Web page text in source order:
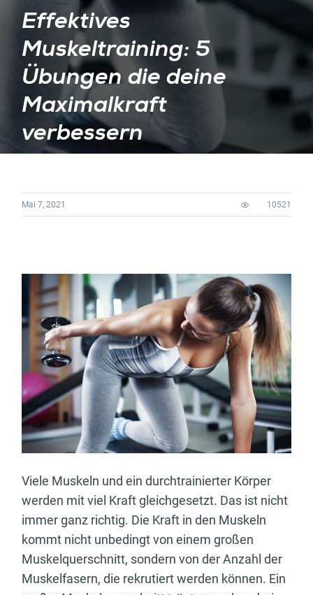
Effektives
Muskeltraining: 5
Übungen die deine
Maximalkraft
verbessern
Mai 7, 2021 10521
Viele Muskeln und ein durchtrainierter Körper
werden mit viel Kraft gleichgesetzt. Das ist nicht
immer ganz richtig. Die Kraft in den Muskeln
kommt nicht unbedingt von einem großen
Muskelquerschnitt, sondern von der Anzahl der
Muskelfasern, die rekrutiert werden können. Ein